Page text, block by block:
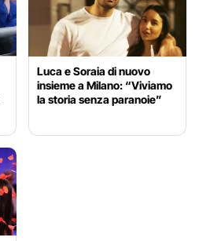
Luca e Soraia di nuovo
insieme a Milano: “Viviamo
la storia senza paranoie”